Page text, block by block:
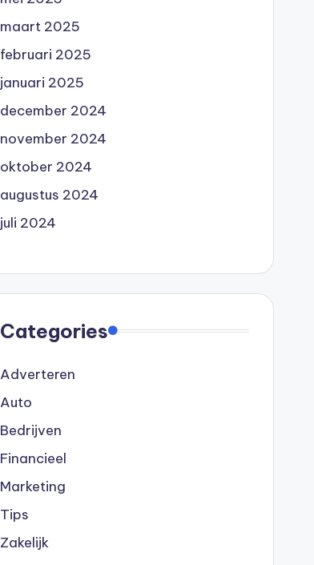
maart 2025
februari 2025
januari 2025
december 2024
november 2024
oktober 2024
augustus 2024
juli 2024
Categories
Adverteren
Auto
Bedrijven
Financieel
Marketing
Tips
Zakelijk